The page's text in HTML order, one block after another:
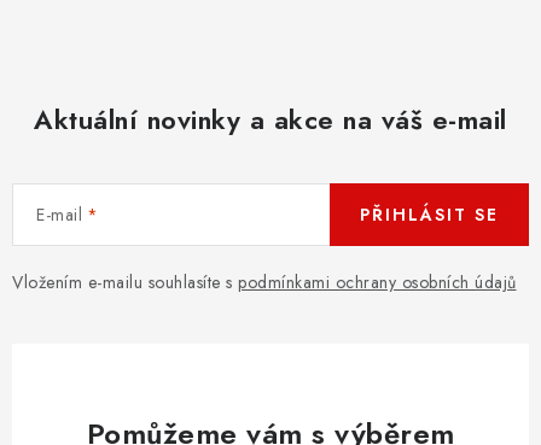
Aktuální novinky a akce na váš e-mail
E-mail
Vložením e-mailu souhlasíte s podmínkami ochrany osobních údajů
PŘIHLÁSIT SE
Pomůžeme vám s výběrem